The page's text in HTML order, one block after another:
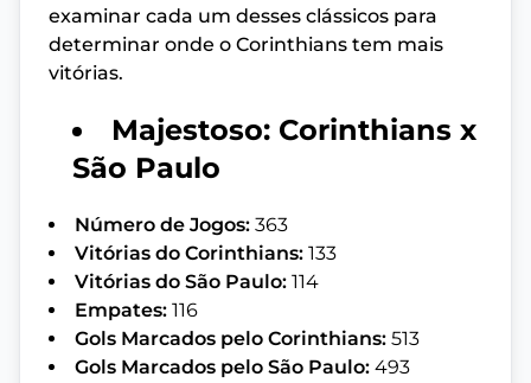
examinar cada um desses clássicos para
determinar onde o Corinthians tem mais
vitórias.
Majestoso: Corinthians x
São Paulo
Número de Jogos: 363
Vitórias do Corinthians: 133
Vitórias do São Paulo: 114
Empates: 116
Gols Marcados pelo Corinthians: 513
Gols Marcados pelo São Paulo: 493